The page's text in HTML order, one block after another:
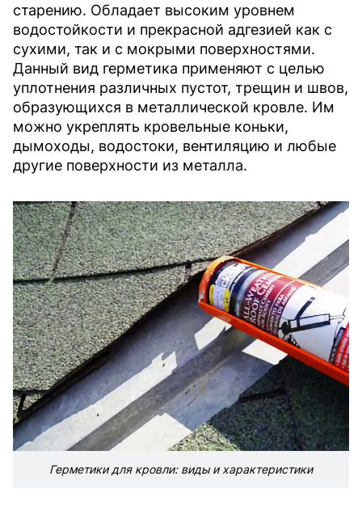
старению. Обладает высоким уровнем
водостойкости и прекрасной адгезией как с
сухими, так и с мокрыми поверхностями.
Данный вид герметика применяют с целью
уплотнения различных пустот, трещин и швов,
образующихся в металлической кровле. Им
можно укреплять кровельные коньки,
дымоходы, водостоки, вентиляцию и любые
другие поверхности из металла.
Герметики для кровли: виды и характеристики